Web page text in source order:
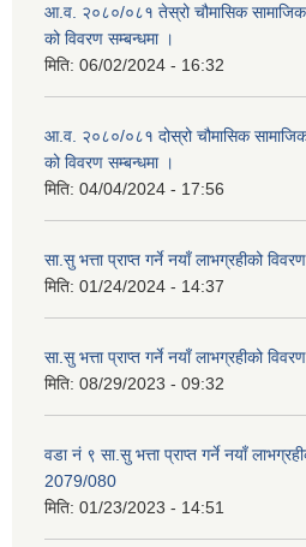
आ.व. २०८०/०८१ तेस्रो चौमासिक सामाजिक
को विवरण सम्बन्धमा ।
मिति: 06/02/2024 - 16:32
आ.व. २०८०/०८१ दोस्रो चौमासिक सामाजिक
को विवरण सम्बन्धमा ।
मिति: 04/04/2024 - 17:56
सा.सु भत्ता प्राप्त गर्ने नयाँ लाभग्रहीको
मिति: 01/24/2024 - 14:37
सा.सु भत्ता प्राप्त गर्ने नयाँ लाभग्रहीको
मिति: 08/29/2023 - 09:32
वडा नं ९ सा.सु भत्ता प्राप्त गर्ने नयाँ
2079/080
मिति: 01/23/2023 - 14:51